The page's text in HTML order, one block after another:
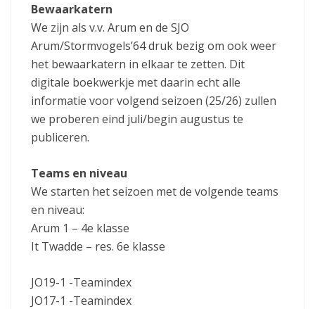
Bewaarkatern
We zijn als v.v. Arum en de SJO
Arum/Stormvogels’64 druk bezig om ook weer
het bewaarkatern in elkaar te zetten. Dit
digitale boekwerkje met daarin echt alle
informatie voor volgend seizoen (25/26) zullen
we proberen eind juli/begin augustus te
publiceren.
Teams en niveau
We starten het seizoen met de volgende teams
en niveau:
Arum 1 – 4e klasse
It Twadde – res. 6e klasse
JO19-1 -Teamindex
JO17-1 -Teamindex